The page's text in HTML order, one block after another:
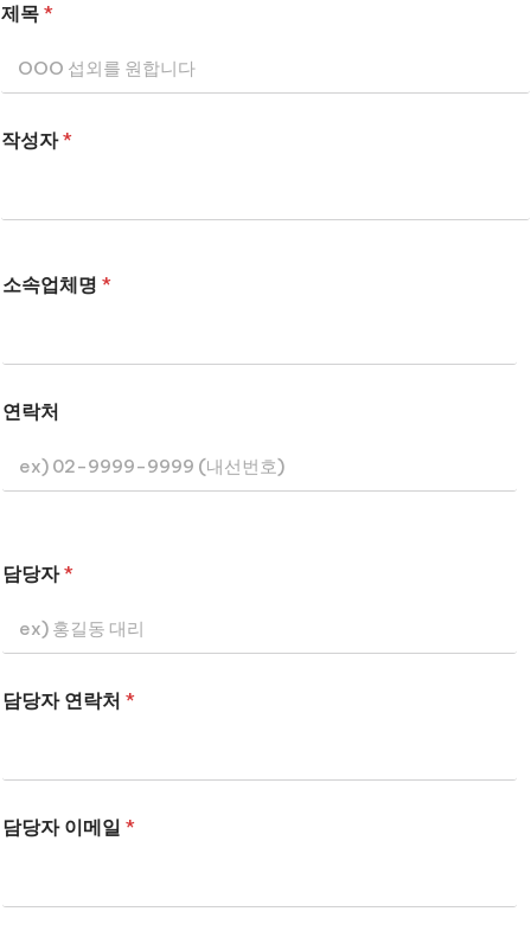
제목 *
작성자*
소속업체명 *
연락처
담당자*
담당자 연락처 *
담당자 이메일 *